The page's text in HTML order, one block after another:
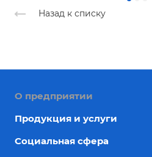
Назад к списку
О предприятии
Продукция и услуги
Социальная сфера